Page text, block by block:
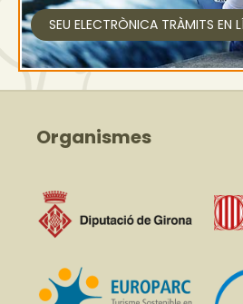
SEU ELECTRÒNICA TRÀMITS EN
Organismes